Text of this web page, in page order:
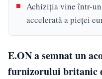
Achiziția vine într-
accelerată a pieței
E.ON a semnat un
furnizorului britanic